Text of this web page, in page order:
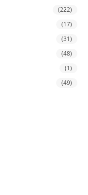
(222)
(17)
(31)
(48)
(1)
(49)